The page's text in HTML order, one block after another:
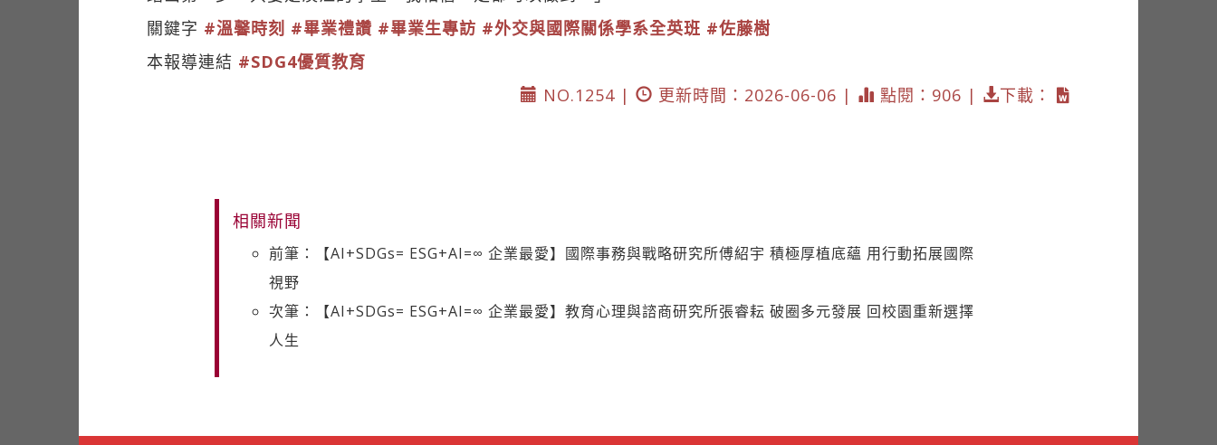
關鍵字 #溫馨時刻 #畢業禮讚 #畢業生專訪 #外交與國際關係學系全英班 #佐藤樹
本報導連結 #SDG4優質教育
NO.1254 |
更新時間：2026-06-06 | 點閱：906 | 下載：
相關新聞
前筆：【AI+SDGs= ESG+AI=∞ 企業最愛】國際事務與戰略研究所傅紹宇 積極厚植底蘊 用行動拓展國際
視野
次筆：【AI+SDGs= ESG+AI=∞ 企業最愛】教育心理與諮商研究所張睿耘 破圈多元發展 回校園重新選擇
人生